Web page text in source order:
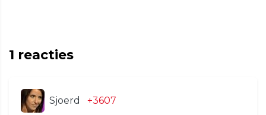
1 reacties
Sjoerd +3607